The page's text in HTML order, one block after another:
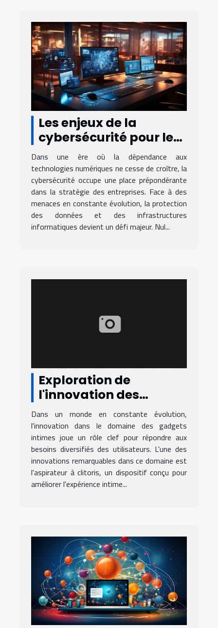
Les enjeux de la
cybersécurité pour les
entreprises dans un
monde connecté
Dans une ère où la dépendance aux
technologies numériques ne cesse de croître, la
cybersécurité occupe une place prépondérante
dans la stratégie des entreprises. Face à des
menaces en constante évolution, la protection
des données et des infrastructures
informatiques devient un défi majeur. Nul...
Exploration de
l'innovation des
gadgets intimes : le
cas de l'aspirateur à
clitoris Ducky
Dans un monde en constante évolution,
l'innovation dans le domaine des gadgets
intimes joue un rôle clef pour répondre aux
besoins diversifiés des utilisateurs. L'une des
innovations remarquables dans ce domaine est
l'aspirateur à clitoris, un dispositif conçu pour
améliorer l'expérience intime...